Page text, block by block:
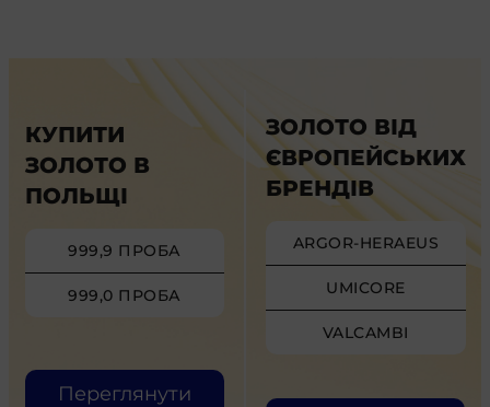
КУПИТИ
ЗОЛОТО В
ПОЛЬЩІ
999,9 ПРОБА
999,0 ПРОБА
Переглянути
ЗОЛОТО ВІД
ЄВРОПЕЙСЬКИХ
БРЕНДІВ
ARGOR-HERAEUS
UMICORE
VALCAMBI